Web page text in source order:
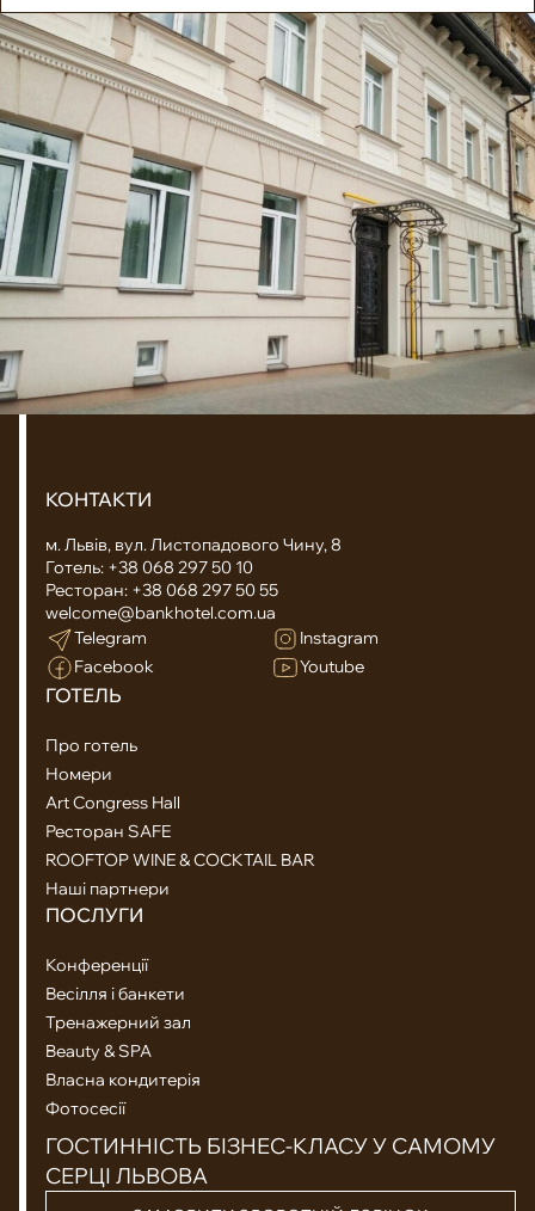
КОНТАКТИ
м. Львів, вул. Листопадового Чину, 8
Готель: +38 068 297 50 10
Ресторан: +38 068 297 50 55
welcome@bankhotel.com.ua
Telegram
Instagram
Facebook
Youtube
ГОТЕЛЬ
Про готель
Номери
Art Congress Hall
Ресторан SAFE
ROOFTOP WINE & COCKTAIL BAR
Наші партнери
ПОСЛУГИ
Конференції
Весілля і банкети
Тренажерний зал
Beauty & SPA
Власна кондитерія
Фотосесії
ГОСТИННІСТЬ БІЗНЕС-КЛАСУ У САМОМУ
СЕРЦІ ЛЬВОВА